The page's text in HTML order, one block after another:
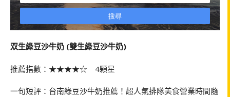
双生綠豆沙牛奶 (雙生綠豆沙牛奶)
推薦指數：★★★★☆ 4顆星
一句短評：台南綠豆沙牛奶推薦！超人氣排隊美食營業時間隨